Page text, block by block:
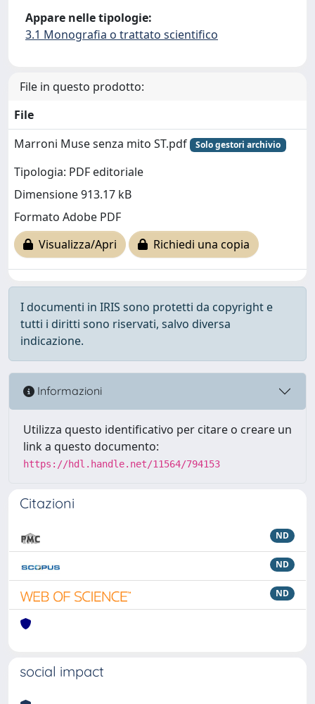
Appare nelle tipologie:
3.1 Monografia o trattato scientifico
File in questo prodotto:
File
Marroni Muse senza mito ST.pdf
Solo gestori archivio
Tipologia: PDF editoriale
Dimensione 913.17 kB
Formato Adobe PDF
Visualizza/Apri
Richiedi una copia
I documenti in IRIS sono protetti da copyright e
tutti i diritti sono riservati, salvo diversa
indicazione.
Informazioni
Utilizza questo identificativo per citare o creare un
link a questo documento:
https://hdl.handle.net/11564/794153
Citazioni
ND
ND
ND
social impact